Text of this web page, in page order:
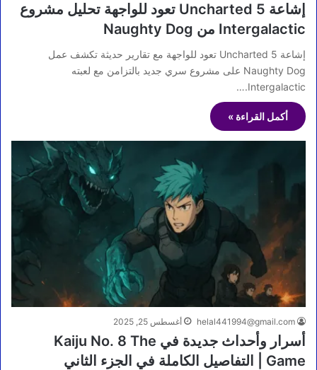
إشاعة Uncharted 5 تعود للواجهة تحليل مشروع
Intergalactic من Naughty Dog
إشاعة Uncharted 5 تعود للواجهة مع تقارير حديثة تكشف عمل
Naughty Dog على مشروع سري جديد بالتزامن مع لعبته
Intergalactic.…
أكمل القراءة »
helal441994@gmail.com أغسطس 25, 2025
أسرار وأحداث جديدة في Kaiju No. 8 The
Game | التفاصيل الكاملة في الجزء الثاني